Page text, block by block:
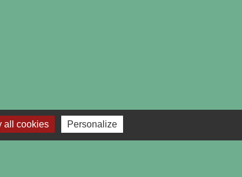
all cookies Personalize